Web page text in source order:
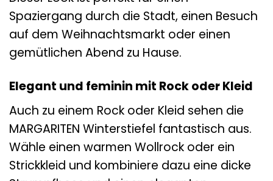
Spaziergang durch die Stadt, einen Besuch
auf dem Weihnachtsmarkt oder einen
gemütlichen Abend zu Hause.
Elegant und feminin mit Rock oder Kleid
Auch zu einem Rock oder Kleid sehen die
MARGARITEN Winterstiefel fantastisch aus.
Wähle einen warmen Wollrock oder ein
Strickkleid und kombiniere dazu eine dicke